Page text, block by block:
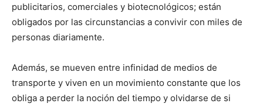
publicitarios, comerciales y biotecnológicos; están
obligados por las circunstancias a convivir con miles de
personas diariamente.
Además, se mueven entre infinidad de medios de
transporte y viven en un movimiento constante que los
obliga a perder la noción del tiempo y olvidarse de si